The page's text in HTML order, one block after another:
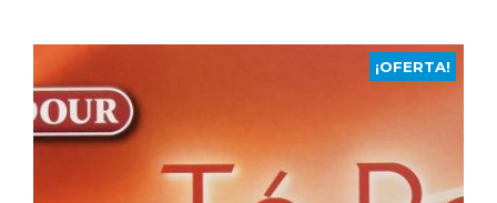
¡OFERTA!